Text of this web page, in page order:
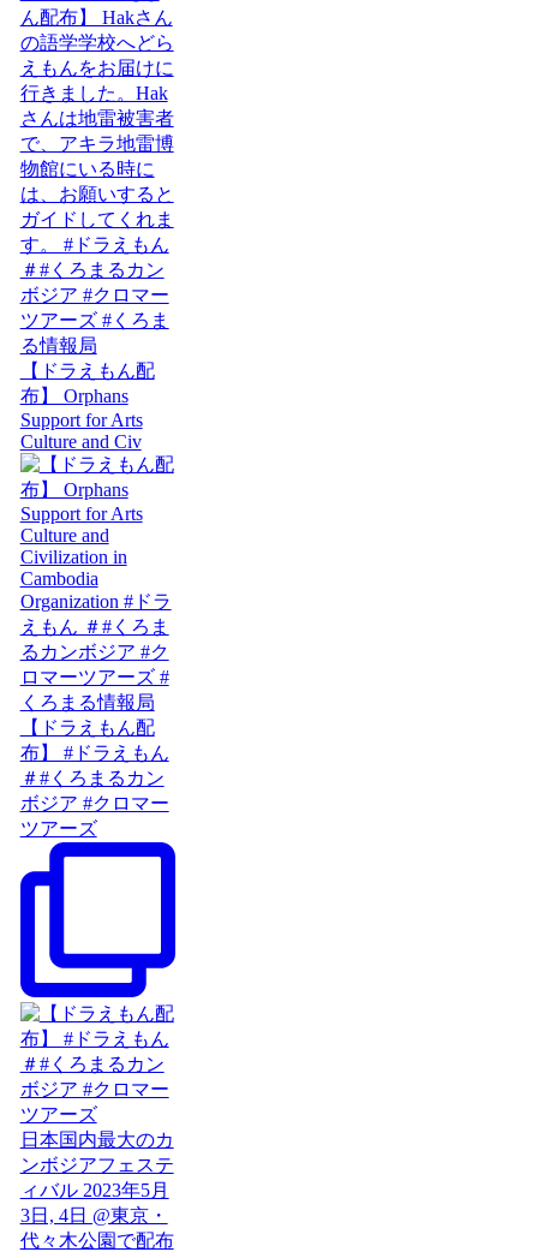
【ドラえもん配
布】 Orphans
Support for Arts
Culture and Civ
【ドラえもん配
布】 #ドラえもん
＃#くろまるカン
ボジア #クロマー
ツアーズ
日本国内最大のカ
ンボジアフェステ
ィバル 2023年5月
3日, 4日 @東京・
代々木公園で配布